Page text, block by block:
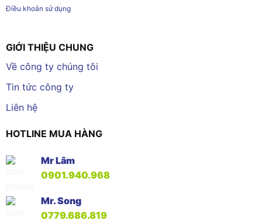
Điều khoản sử dụng
GIỚI THIỆU CHUNG
Về công ty chúng tôi
Tin tức công ty
Liên hệ
HOTLINE MUA HÀNG
Mr Lâm
0901.940.968
Mr. Song
0779.686.819